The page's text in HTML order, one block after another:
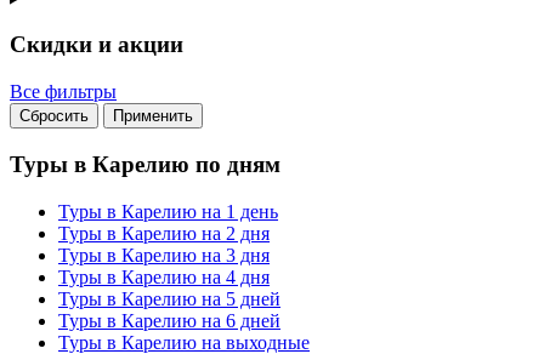
Скидки и акции
Все фильтры
Сбросить Применить
Туры в Карелию по дням
Туры в Карелию на 1 день
Туры в Карелию на 2 дня
Туры в Карелию на 3 дня
Туры в Карелию на 4 дня
Туры в Карелию на 5 дней
Туры в Карелию на 6 дней
Туры в Карелию на выходные